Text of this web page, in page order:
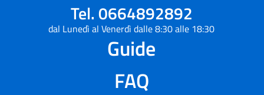
Tel. 0664892892
dal Lunedì al Venerdì dalle 8:30 alle 18:30
Guide
FAQ